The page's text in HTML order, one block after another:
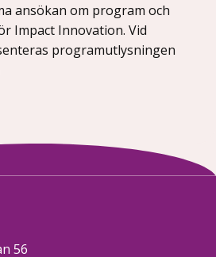
ansökan om program och
Impact Innovation. Vid
programutlysningen
56